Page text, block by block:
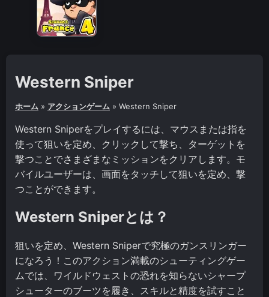
Western Sniper
ホーム » アクションゲーム » Western Sniper
Western Sniperをプレイするには、マウスまたは指を
使って狙いを定め、クリックして撃ち、ターゲットを
撃つことでさまざまなミッションをクリアします。モ
バイルユーザーは、画面をタッチして狙いを定め、撃
つことができます。
Western Sniperとは？
狙いを定め、Western Sniperで究極のガンスリンガー
になろう！このアクション満載のシューティングゲー
ムでは、ワイルドウェストの恐れを知らないシャープ
シューターのブーツを履き、スキルと精度を試すこと